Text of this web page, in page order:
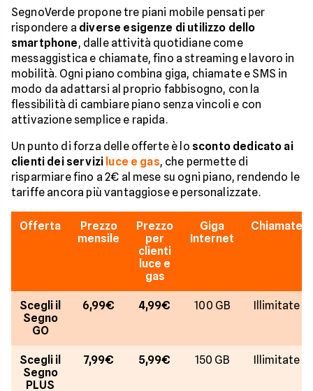
SegnoVerde propone tre piani mobile pensati per
rispondere a diverse esigenze di utilizzo dello
smartphone, dalle attività quotidiane come
messaggistica e chiamate, fino a streaming e lavoro in
mobilità. Ogni piano combina giga, chiamate e SMS in
modo da adattarsi al proprio fabbisogno, con la
flessibilità di cambiare piano senza vincoli e con
attivazione semplice e rapida.
Un punto di forza delle offerte è lo sconto dedicato ai
clienti dei servizi luce e gas, che permette di
risparmiare fino a 2€ al mese su ogni piano, rendendo le
tariffe ancora più vantaggiose e personalizzate.
Offerta
Prezzo
mensile
Prezzo
per
clienti
luce e
gas
Giga
Internet
Chiamate
Scegli il
Segno
GO
6,99€ 4,99€ 100 GB Illimitate
Scegli il
Segno
PLUS
7,99€ 5,99€ 150 GB Illimitate